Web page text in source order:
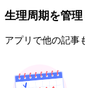
生理周期を管理
アプリで他の記事